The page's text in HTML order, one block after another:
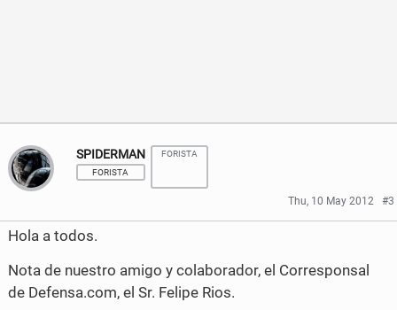
c
e
o
o
k
i
t
e
r
SPIDERMAN
FORISTA
FORISTA
Thu, 10 May 2012 #3
Hola a todos.
Nota de nuestro amigo y colaborador, el Corresponsal
de Defensa.com, el Sr. Felipe Rios.